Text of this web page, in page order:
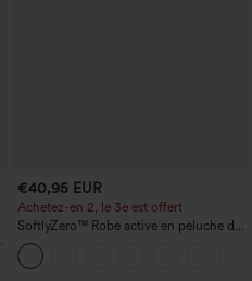
€40,95 EUR
Achetez-en 2, le 3e est offert
SoftlyZero™ Robe active en peluche dos
nu — Édition Hyper Facile